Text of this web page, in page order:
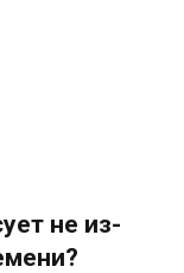
не из-